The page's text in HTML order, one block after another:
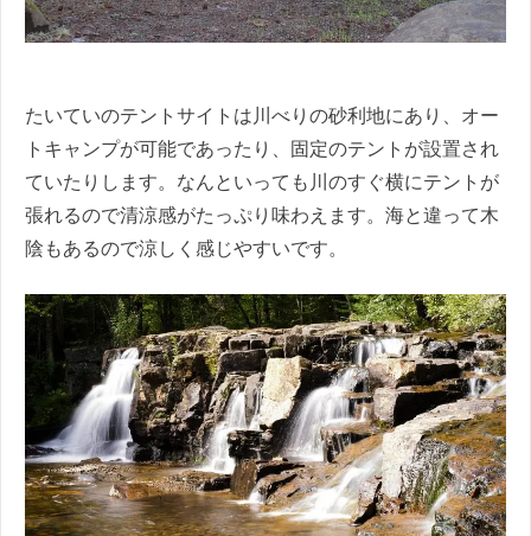
たいていのテントサイトは川べりの砂利地にあり、オー
トキャンプが可能であったり、固定のテントが設置され
ていたりします。なんといっても川のすぐ横にテントが
張れるので清涼感がたっぷり味わえます。海と違って木
陰もあるので涼しく感じやすいです。